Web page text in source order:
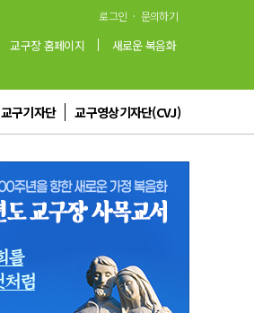
로그인 · 문의하기
교구장 홈페이지 새로운 복음화
교구기자단 교구영상기자단(CVJ)